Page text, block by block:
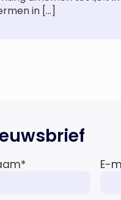
in […]
* E-